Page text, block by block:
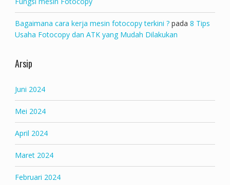
Bagaimana cara kerja mesin fotocopy terkini ?pada 8 Tips
Usaha Fotocopy dan ATK yang Mudah Dilakukan
Arsip
Juni 2024
Mei 2024
April 2024
Maret 2024
Februari 2024